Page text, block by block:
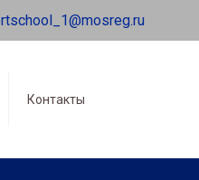
Контакты